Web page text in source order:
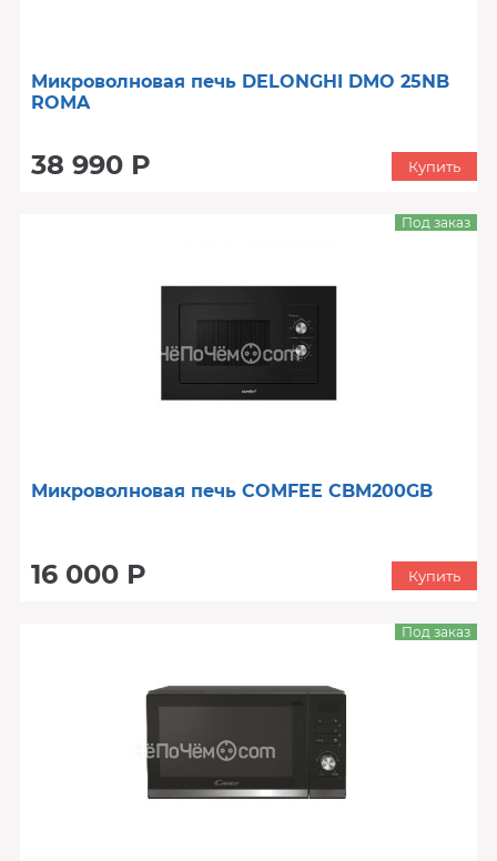
Микроволновая печь DELONGHI DMO 25NB
ROMA
38 990 Р Купить
Микроволновая печь COMFEE CBM200GB
16 000 Р
Под заказ
Купить
Под заказ